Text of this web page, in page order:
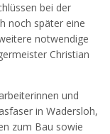
bei der
noch später eine
notwendige
Christian
und
in Wadersloh,
zum Bau sowie